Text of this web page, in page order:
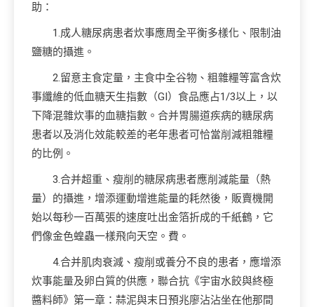
助：
1.成人糖尿病患者炊事應周全平衡多樣化、限制油
鹽糖的攝進。
2.留意主食定量，主食中全谷物、粗雜糧等富含炊
事纖維的低血糖天生指數（GI）食品應占1/3以上，以
下降混雜炊事的血糖指數。合并胃腸道疾病的糖尿病
患者以及消化效能較差的老年患者可恰當削減粗雜糧
的比例。
3.合并超重、瘦削的糖尿病患者應削減能量（熱
量）的攝進，增添運動增進能量的耗然後，販賣機開
始以每秒一百萬張的速度吐出金箔折成的千紙鶴，它
們像金色蝗蟲一樣飛向天空。費。
4.合并肌肉衰減、瘦削或養分不良的患者，應增添
炊事能量及卵白質的供應，聯合抗《宇宙水餃與終極
醬料師》第一章：蒜泥與末日預兆廖沾沾坐在他那間